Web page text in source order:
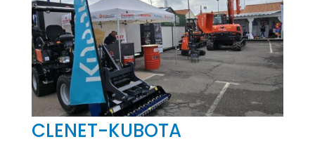
CLENET-KUBOTA